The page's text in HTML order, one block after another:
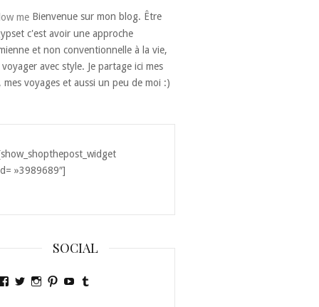
Bienvenue sur mon blog. Être
c'est avoir une approche
et non conventionnelle à la vie,
avec style. Je partage ici mes
mes voyages et aussi un peu de moi :)
»3989689″]
SOCIAL
VoirVoirVoirVoirVoir